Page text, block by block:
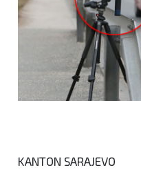
KANTON SARAJEVO